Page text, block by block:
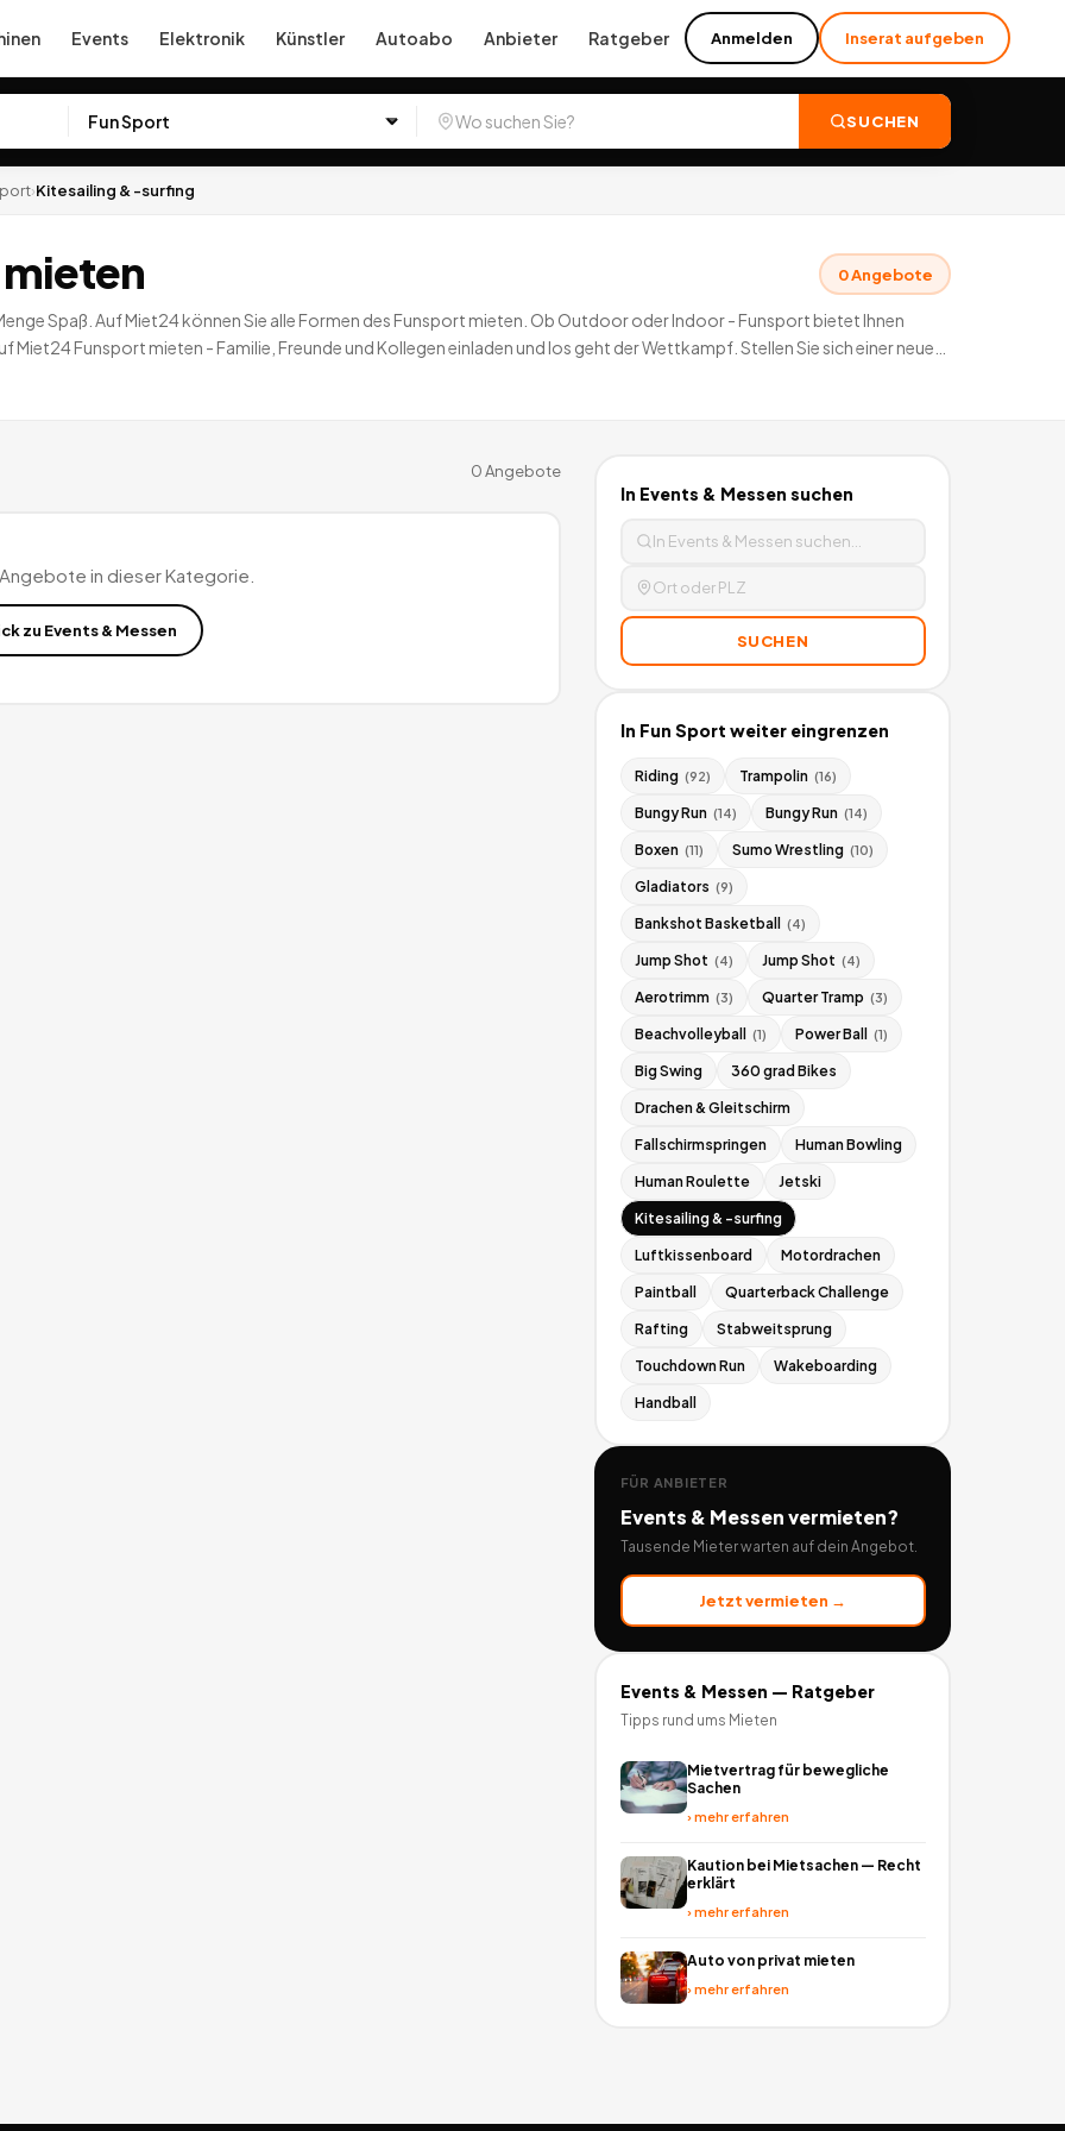
Events Elektronik Künstler Autoabo Anbieter Ratgeber Anmelden Inserat aufgeben
SUCHEN
›Kitesailing & -surfing
0Angebote
Spaß. Auf Miet24 können Sie alle Formen des Funsport mieten. Ob Outdoor oder Indoor - Funsport bietet Ihnen
Funsport mieten - Familie, Freunde und Kollegen einladen und los geht der Wettkampf. Stellen Sie sich einer neuen
ist.
0Angebote
in dieser Kategorie.
zu Events & Messen
In Events & Messen suchen
SUCHEN
In Fun Sport weiter eingrenzen
Riding (92) Trampolin (16)
Bungy Run (14) Bungy Run (14)
Boxen (11) Sumo Wrestling (10)
Gladiators (9)
Bankshot Basketball (4)
Jump Shot (4) Jump Shot (4)
Aerotrimm (3) Quarter Tramp (3)
Beachvolleyball (1) Power Ball (1)
Big Swing 360 grad Bikes
Drachen & Gleitschirm
Fallschirmspringen Human Bowling
Human Roulette Jetski
Kitesailing & -surfing
Luftkissenboard Motordrachen
Paintball Quarterback Challenge
Rafting Stabweitsprung
Touchdown Run Wakeboarding
Handball
FÜR ANBIETER
Events & Messenvermieten?
Tausende Mieter warten auf dein Angebot.
Jetzt vermieten →
Events & Messen — Ratgeber
Tipps rund ums Mieten
Mietvertrag für bewegliche
Sachen
›mehr erfahren
Kaution bei Mietsachen — Recht
erklärt
›mehr erfahren
Auto von privat mieten
›mehr erfahren